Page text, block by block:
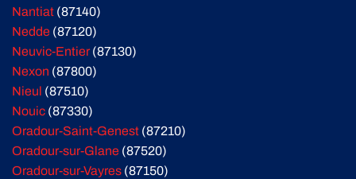
Nantiat (87140)
Nedde (87120)
Neuvic-Entier(87130)
Nexon (87800)
Nieul (87510)
Nouic (87330)
Oradour-Saint-Genest (87210)
Oradour-sur-Glane (87520)
Oradour-sur-Vayres (87150)